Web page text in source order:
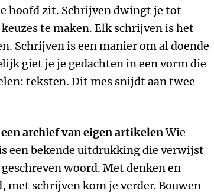
hoofd zit. Schrijven dwingt je tot
te maken. Elk schrijven is het
Schrijven is een manier om al doende
giet je je gedachten in een vorm die
teksten. Dit mes snijdt aan twee
een archief van eigen artikelenWie
een bekende uitdrukking die verwijst
woord. Met denken en
met schrijven kom je verder. Bouwen